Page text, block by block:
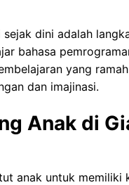
dini adalah
bahasa
yang
dan imajinasi.
Anak di
anak untuk